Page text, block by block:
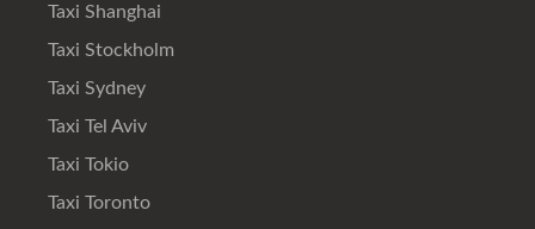
Taxi Shanghai
Taxi Stockholm
Taxi Sydney
Taxi Tel Aviv
Taxi Tokio
Taxi Toronto